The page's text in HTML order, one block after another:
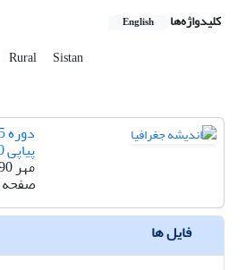
کلیدواژه‌ها English
Rural Sistan
پیاپی 10
مهر 1390
صفحه
فایل ها